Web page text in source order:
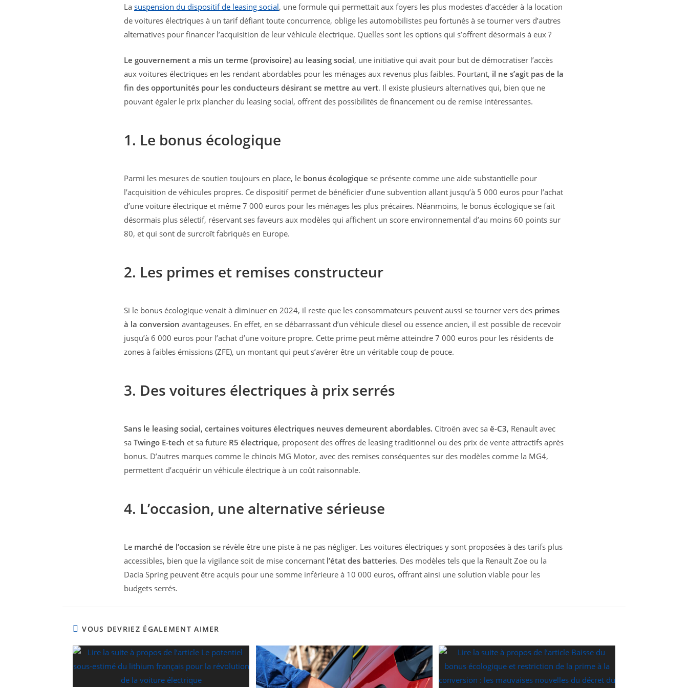
publication :
la
publication :
La suspension du dispositif de leasing social, une formule qui permettait aux foyers les plus modestes d’accéder à la location
de voitures électriques à un tarif défiant toute concurrence, oblige les automobilistes peu fortunés à se tourner vers d’autres
alternatives pour financer l’acquisition de leur véhicule électrique. Quelles sont les options qui s’offrent désormais à eux ?
Le gouvernement a mis un terme (provisoire) au leasing social, une initiative qui avait pour but de démocratiser l’accès
aux voitures électriques en les rendant abordables pour les ménages aux revenus plus faibles. Pourtant, il ne s’agit pas de la
fin des opportunités pour les conducteurs désirant se mettre au vert. Il existe plusieurs alternatives qui, bien que ne
pouvant égaler le prix plancher du leasing social, offrent des possibilités de financement ou de remise intéressantes.
1. Le bonus écologique
Parmi les mesures de soutien toujours en place, le bonus écologique se présente comme une aide substantielle pour
l’acquisition de véhicules propres. Ce dispositif permet de bénéficier d’une subvention allant jusqu’à 5 000 euros pour l’achat
d’une voiture électrique et même 7 000 euros pour les ménages les plus précaires. Néanmoins, le bonus écologique se fait
désormais plus sélectif, réservant ses faveurs aux modèles qui affichent un score environnemental d’au moins 60 points sur
80, et qui sont de surcroît fabriqués en Europe.
2. Les primes et remises constructeur
Si le bonus écologique venait à diminuer en 2024, il reste que les consommateurs peuvent aussi se tourner vers des primes
à la conversion avantageuses. En effet, en se débarrassant d’un véhicule diesel ou essence ancien, il est possible de recevoir
jusqu’à 6 000 euros pour l’achat d’une voiture propre. Cette prime peut même atteindre 7 000 euros pour les résidents de
zones à faibles émissions (ZFE), un montant qui peut s’avérer être un véritable coup de pouce.
3. Des voitures électriques à prix serrés
Sans le leasing social, certaines voitures électriques neuves demeurent abordables. Citroën avec sa ë-C3, Renault avec
sa Twingo E-tech et sa future R5 électrique, proposent des offres de leasing traditionnel ou des prix de vente attractifs après
bonus. D’autres marques comme le chinois MG Motor, avec des remises conséquentes sur des modèles comme la MG4,
permettent d’acquérir un véhicule électrique à un coût raisonnable.
4. L’occasion, une alternative sérieuse
Le marché de l’occasion se révèle être une piste à ne pas négliger. Les voitures électriques y sont proposées à des tarifs plus
accessibles, bien que la vigilance soit de mise concernant l’état des batteries. Des modèles tels que la Renault Zoe ou la
Dacia Spring peuvent être acquis pour une somme inférieure à 10 000 euros, offrant ainsi une solution viable pour les
budgets serrés.
VOUS DEVRIEZ ÉGALEMENT AIMER